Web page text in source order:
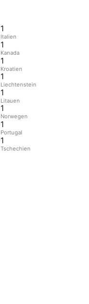
1
Italien
1
Kanada
1
Kroatien
1
Liechtenstein
1
Litauen
1
Norwegen
1
Portugal
1
Tschechien